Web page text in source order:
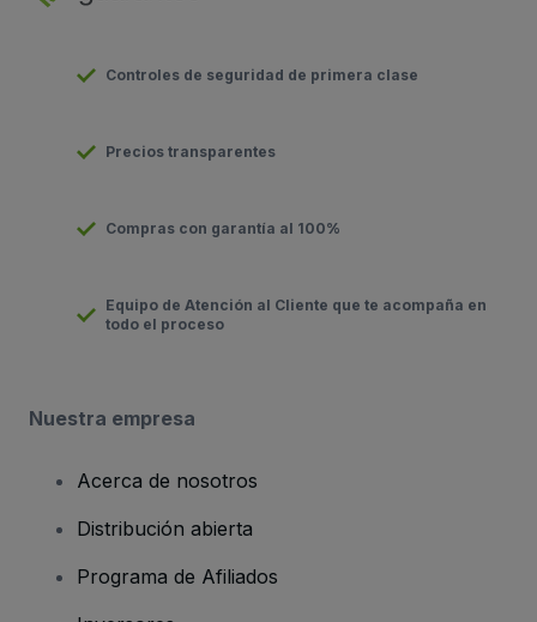
Controles de seguridad de primera clase
Precios transparentes
Compras con garantía al 100%
Equipo de Atención al Cliente que te acompaña en
todo el proceso
Nuestra empresa
Acerca de nosotros
Distribución abierta
Programa de Afiliados